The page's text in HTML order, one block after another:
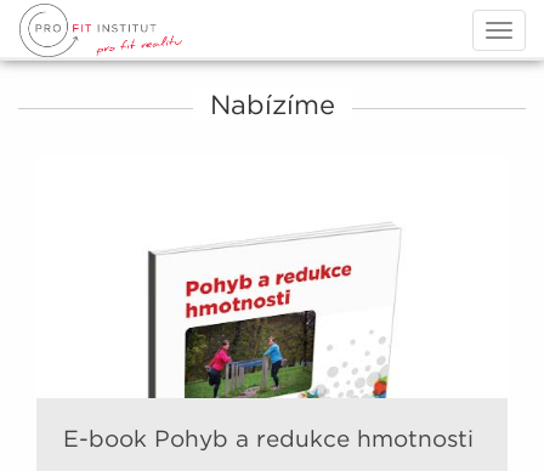
Nabízíme
E-book Pohyb a redukce hmotnosti